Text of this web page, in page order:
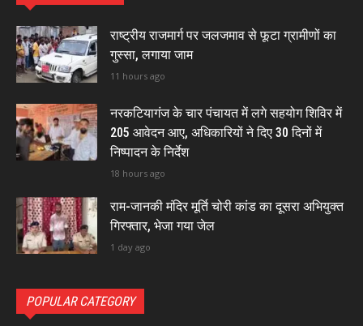
राष्ट्रीय राजमार्ग पर जलजमाव से फूटा ग्रामीणों का
गुस्सा, लगाया जाम
11 hours ago
नरकटियागंज के चार पंचायत में लगे सहयोग शिविर में
205 आवेदन आए, अधिकारियों ने दिए 30 दिनों में
निष्पादन के निर्देश
18 hours ago
राम-जानकी मंदिर मूर्ति चोरी कांड का दूसरा अभियुक्त
गिरफ्तार, भेजा गया जेल
1 day ago
POPULAR CATEGORY